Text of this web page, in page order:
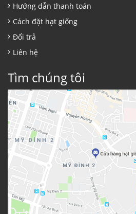
Hướng dẫn thanh toán
Cách đặt hạt giống
Đổi trả
Liên hệ
Tìm chúng tôi